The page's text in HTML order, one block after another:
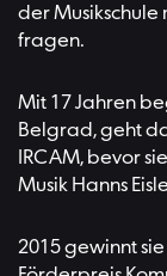
der Musikschule
fragen.
Mit 17 Jahren
Belgrad, geht
IRCAM, bevor
Musik Hanns
2015 gewinnt